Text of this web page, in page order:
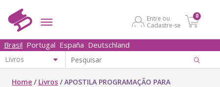
Entre ou
Cadastre-se
0
Brasil Portugal España Deutschland
Home / Livros /APOSTILA PROGRAMAÇÃO PARA